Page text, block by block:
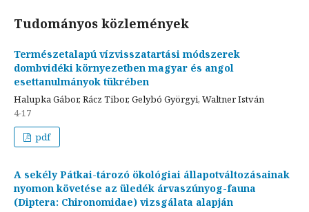
Tudományos közlemények
Természetalapú vízvisszatartási módszerek
dombvidéki környezetben magyar és angol
esettanulmányok tükrében
Halupka Gábor, Rácz Tibor, Gelybó Györgyi, Waltner István
4-17
pdf
A sekély Pátkai-tározó ökológiai állapotváltozásainak
nyomon követése az üledék árvaszúnyog-fauna
(Diptera: Chironomidae) vizsgálata alapján